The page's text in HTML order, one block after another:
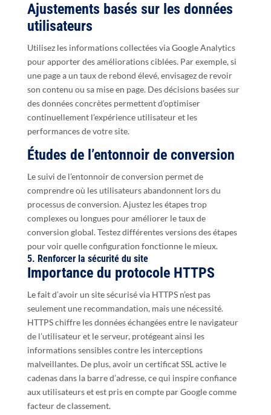
Ajustements basés sur les données
utilisateurs
Utilisez les informations collectées via Google Analytics
pour apporter des améliorations ciblées. Par exemple, si
une page a un taux de rebond élevé, envisagez de revoir
son contenu ou sa mise en page. Des décisions basées sur
des données concrètes permettent d’optimiser
continuellement l’expérience utilisateur et les
performances de votre site.
Études de l’entonnoir de conversion
Le suivi de l’entonnoir de conversion permet de
comprendre où les utilisateurs abandonnent lors du
processus de conversion. Ajustez les étapes trop
complexes ou longues pour améliorer le taux de
conversion global. Testez différentes versions des étapes
pour voir quelle configuration fonctionne le mieux.
5. Renforcer la sécurité du site
Importance du protocole HTTPS
Le fait d’avoir un site sécurisé via HTTPS n’est pas
seulement une recommandation, mais une nécessité.
HTTPS chiffre les données échangées entre le navigateur
de l’utilisateur et le serveur, protégeant ainsi les
informations sensibles contre les interceptions
malveillantes. De plus, avoir un certificat SSL active le
cadenas dans la barre d’adresse, ce qui inspire confiance
aux utilisateurs et est pris en compte par Google comme
facteur de classement.